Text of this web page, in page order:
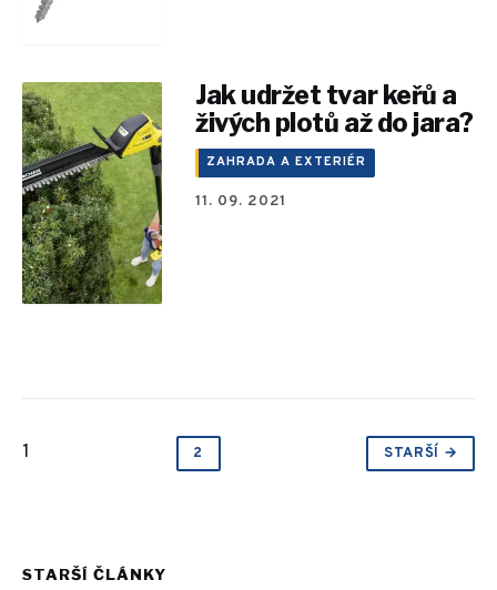
Jak udržet tvar keřů a
živých plotů až do jara?
ZAHRADA A EXTERIÉR
11. 09. 2021
1 2 STARŠÍ →
STARŠÍ ČLÁNKY